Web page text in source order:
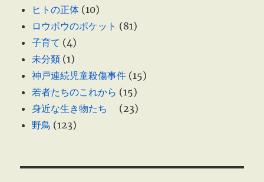
ヒトの正体 (10)
ロウボウのポケット (81)
子育て (4)
未分類 (1)
神戸連続児童殺傷事件 (15)
若者たちのこれから (15)
身近な生き物たち
(23)
野鳥 (123)